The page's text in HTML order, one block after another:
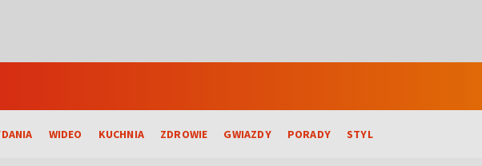
WIDEO KUCHNIA ZDROWIE GWIAZDY PORADY STYL